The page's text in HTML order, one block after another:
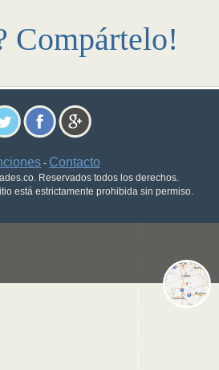
Compártelo!
- Contacto
Reservados todos los derechos.
está estrictamente prohibida sin permiso.